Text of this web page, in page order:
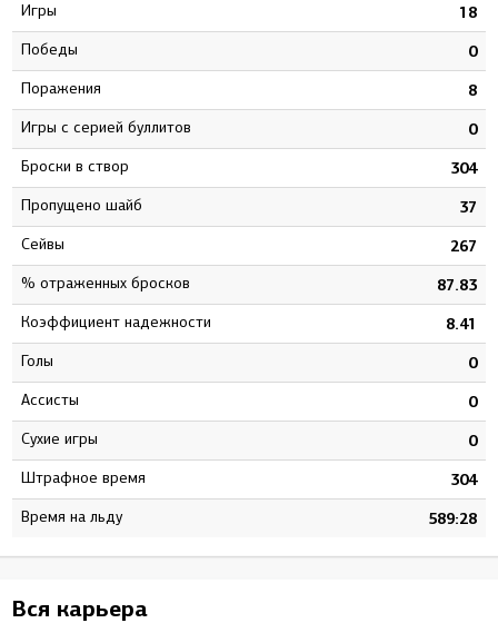
Игры 18
Победы 0
Поражения 8
Игры с серией буллитов 0
Броски в створ 304
Пропущено шайб 37
Сейвы 267
% отраженных бросков 87.83
Коэффициент надежности 8.41
Голы 0
Ассисты 0
Сухие игры 0
штрафное время 304
Время на льду 589:28
Вся карьера